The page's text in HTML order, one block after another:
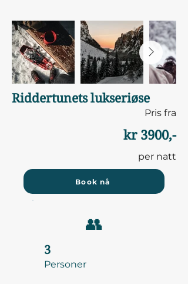
Riddertunets lukseriøse
Pris fra
kr 3900,-
per natt
Book nå
👥
3
Personer